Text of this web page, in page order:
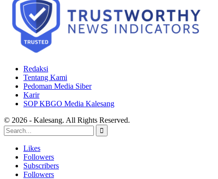
Redaksi
Tentang Kami
Pedoman Media Siber
Karir
SOP KBGO Media Kalesang
© 2026 - Kalesang. All Rights Reserved.
Likes
Followers
Subscribers
Followers